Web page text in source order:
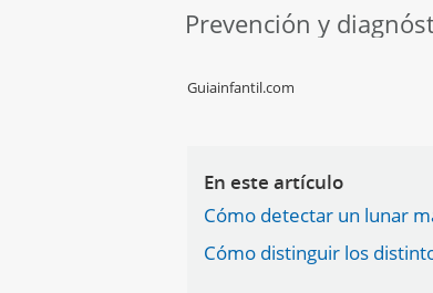
Prevención y
Guiainfantil.com
En este artículo
Cómo detectar un lunar
Cómo distinguir los